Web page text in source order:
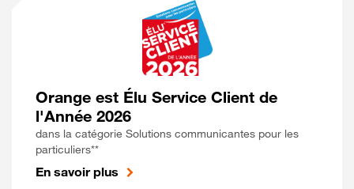
Orange est Élu Service Client de
l'Année 2026
dans la catégorie Solutions communicantes pour les
particuliers**
En savoir plus